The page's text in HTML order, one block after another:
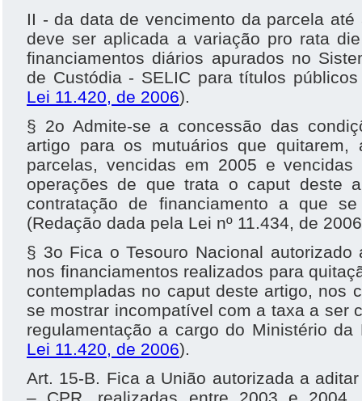
II - da data de vencimento da parcela
deve ser aplicada a variação pro rata
financiamentos diários apurados no
de Custódia - SELIC para títulos
Lei 11.420, de 2006).
§ 2o Admite-se a concessão das
artigo para os mutuários que
parcelas, vencidas em 2005 e
operações de que trata o caput deste
contratação de financiamento a que
(Redação dada pela Lei nº 11.434, de
§ 3o Fica o Tesouro Nacional
nos financiamentos realizados para
contempladas no caput deste artigo, nos
se mostrar incompatível com a taxa a ser
regulamentação a cargo do Ministério
Lei 11.420, de 2006).
Art. 15-B. Fica a União autorizada a